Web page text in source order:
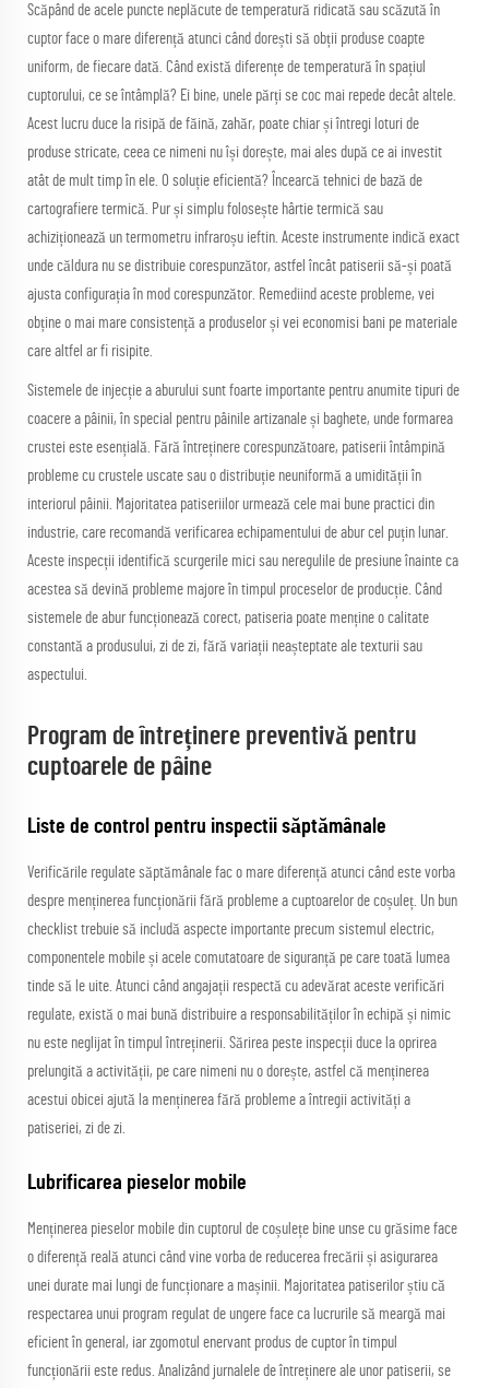
Scăpând de acele puncte neplăcute de temperatură ridicată sau scăzută în
cuptor face o mare diferență atunci când dorești să obții produse coapte
uniform, de fiecare dată. Când există diferențe de temperatură în spațiul
cuptorului, ce se întâmplă? Ei bine, unele părți se coc mai repede decât altele.
Acest lucru duce la risipă de făină, zahăr, poate chiar și întregi loturi de
produse stricate, ceea ce nimeni nu își dorește, mai ales după ce ai investit
atât de mult timp în ele. O soluție eficientă? Încearcă tehnici de bază de
cartografiere termică. Pur și simplu folosește hârtie termică sau
achiziționează un termometru infraroșu ieftin. Aceste instrumente indică exact
unde căldura nu se distribuie corespunzător, astfel încât patiserii să-și poată
ajusta configurația în mod corespunzător. Remediind aceste probleme, vei
obține o mai mare consistență a produselor și vei economisi bani pe materiale
care altfel ar fi risipite.
Sistemele de injecție a aburului sunt foarte importante pentru anumite tipuri de
coacere a pâinii, în special pentru pâinile artizanale și baghete, unde formarea
crustei este esențială. Fără întreținere corespunzătoare, patiserii întâmpină
probleme cu crustele uscate sau o distribuție neuniformă a umidității în
interiorul pâinii. Majoritatea patiseriilor urmează cele mai bune practici din
industrie, care recomandă verificarea echipamentului de abur cel puțin lunar.
Aceste inspecții identifică scurgerile mici sau neregulile de presiune înainte ca
acestea să devină probleme majore în timpul proceselor de producție. Când
sistemele de abur funcționează corect, patiseria poate menține o calitate
constantă a produsului, zi de zi, fără variații neașteptate ale texturii sau
aspectului.
Program de întreținere preventivă pentru
cuptoarele de pâine
Liste de control pentru inspectii săptămânale
Verificările regulate săptămânale fac o mare diferență atunci când este vorba
despre menținerea funcționării fără probleme a cuptoarelor de coșuleț. Un bun
checklist trebuie să includă aspecte importante precum sistemul electric,
componentele mobile și acele comutatoare de siguranță pe care toată lumea
tinde să le uite. Atunci când angajații respectă cu adevărat aceste verificări
regulate, există o mai bună distribuire a responsabilităților în echipă și nimic
nu este neglijat în timpul întreținerii. Sărirea peste inspecții duce la oprirea
prelungită a activității, pe care nimeni nu o dorește, astfel că menținerea
acestui obicei ajută la menținerea fără probleme a întregii activități a
patiseriei, zi de zi.
Lubrificarea pieselor mobile
Menținerea pieselor mobile din cuptorul de coșulețe bine unse cu grăsime face
o diferență reală atunci când vine vorba de reducerea frecării și asigurarea
unei durate mai lungi de funcționare a mașinii. Majoritatea patiserilor știu că
respectarea unui program regulat de ungere face ca lucrurile să meargă mai
eficient în general, iar zgomotul enervant produs de cuptor în timpul
funcționării este redus. Analizând jurnalele de întreținere ale unor patiserii, se